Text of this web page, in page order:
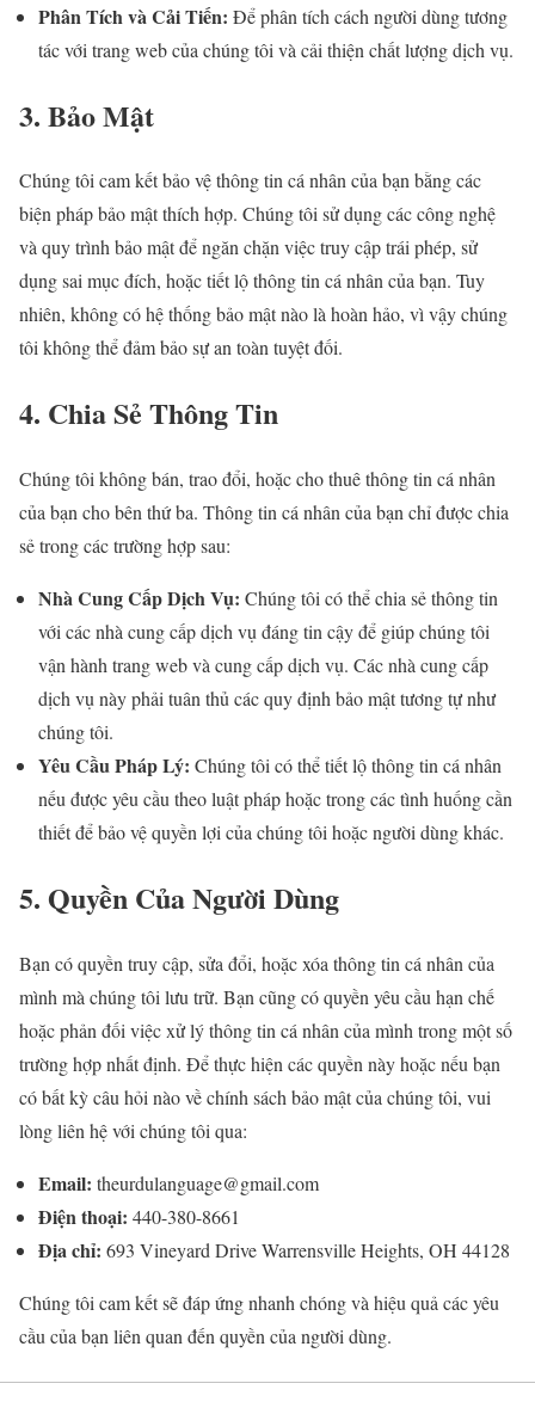
Phân Tích và Cải Tiến: Để phân tích cách người dùng tương
tác với trang web của chúng tôi và cải thiện chất lượng dịch vụ.
3. Bảo Mật
Chúng tôi cam kết bảo vệ thông tin cá nhân của bạn bằng các
biện pháp bảo mật thích hợp. Chúng tôi sử dụng các công nghệ
và quy trình bảo mật để ngăn chặn việc truy cập trái phép, sử
dụng sai mục đích, hoặc tiết lộ thông tin cá nhân của bạn. Tuy
nhiên, không có hệ thống bảo mật nào là hoàn hảo, vì vậy chúng
tôi không thể đảm bảo sự an toàn tuyệt đối.
4. Chia Sẻ Thông Tin
Chúng tôi không bán, trao đổi, hoặc cho thuê thông tin cá nhân
của bạn cho bên thứ ba. Thông tin cá nhân của bạn chỉ được chia
sẻ trong các trường hợp sau:
Nhà Cung Cấp Dịch Vụ: Chúng tôi có thể chia sẻ thông tin
với các nhà cung cấp dịch vụ đáng tin cậy để giúp chúng tôi
vận hành trang web và cung cấp dịch vụ. Các nhà cung cấp
dịch vụ này phải tuân thủ các quy định bảo mật tương tự như
chúng tôi.
Yêu Cầu Pháp Lý: Chúng tôi có thể tiết lộ thông tin cá nhân
nếu được yêu cầu theo luật pháp hoặc trong các tình huống cần
thiết để bảo vệ quyền lợi của chúng tôi hoặc người dùng khác.
5. Quyền Của Người Dùng
Bạn có quyền truy cập, sửa đổi, hoặc xóa thông tin cá nhân của
mình mà chúng tôi lưu trữ. Bạn cũng có quyền yêu cầu hạn chế
hoặc phản đối việc xử lý thông tin cá nhân của mình trong một số
trường hợp nhất định. Để thực hiện các quyền này hoặc nếu bạn
có bất kỳ câu hỏi nào về chính sách bảo mật của chúng tôi, vui
lòng liên hệ với chúng tôi qua:
Email: theurdulanguage@gmail.com
Điện thoại: 440-380-8661
Địa chỉ: 693 Vineyard Drive Warrensville Heights, OH 44128
Chúng tôi cam kết sẽ đáp ứng nhanh chóng và hiệu quả các yêu
cầu của bạn liên quan đến quyền của người dùng.